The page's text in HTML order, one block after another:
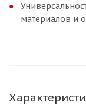
материалов и